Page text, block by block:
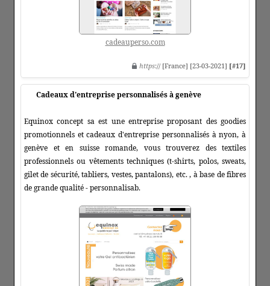
cadeauperso.com
https:// [France] [23-03-2021] [#17]
Cadeaux d'entreprise personnalisés à genève
Equinox concept sa est une entreprise proposant des goodies
promotionnels et cadeaux d'entreprise personnalisés à nyon, à
genève et en suisse romande, vous trouverez des textiles
professionnels ou vêtements techniques (t-shirts, polos, sweats,
gilet de sécurité, tabliers, vestes, pantalons), etc. , à base de fibres
de grande qualité - personnalisab.